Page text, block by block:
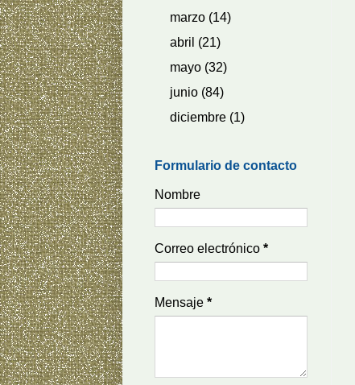
marzo (14)
abril (21)
mayo (32)
junio (84)
diciembre (1)
Formulario de contacto
Nombre
Correo electrónico *
Mensaje *